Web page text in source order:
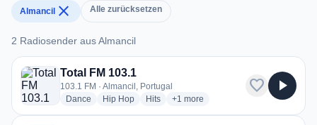
Almancil close Alle zurücksetzen
2 Radiosender aus Almancil
2 Radiosender aus Almancil
Total FM 103.1
103.1 FM · Almancil, Portugal
Dance radio stations
Hip Hopradio stations
Hitsradio stations
+1 more genres for Total FM 103.1
more
favorite play_arrow